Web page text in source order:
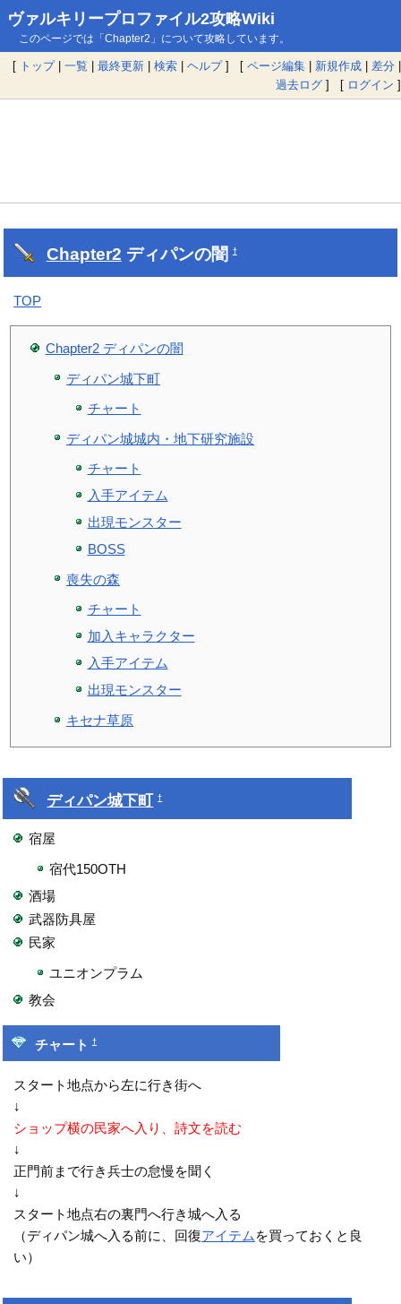
ヴァルキリープロファイル2攻略Wiki
このページでは「Chapter2」について攻略しています。
[ トップ| 一覧 | 最終更新 | 検索 | ヘルプ] [ ページ編集 | 新規作成 | 差分 |
過去ログ ] [ ログイン ]
Chapter2 ディパンの闇†
TOP
Chapter2 ディパンの闇
ディパン城下町
チャート
ディパン城城内・地下研究施設
チャート
入手アイテム
出現モンスター
BOSS
喪失の森
チャート
加入キャラクター
入手アイテム
出現モンスター
キセナ草原
ディパン城下町 †
宿屋
宿代150OTH
酒場
武器防具屋
民家
ユニオンプラム
教会
チャート †
スタート地点から左に行き街へ
↓
ショップ横の民家へ入り、詩文を読む
↓
正門前まで行き兵士の怠慢を聞く
↓
スタート地点右の裏門へ行き城へ入る
（ディパン城へ入る前に、回復アイテム を買っておくと良
い）